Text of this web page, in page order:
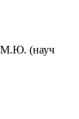
М.Ю. (науч